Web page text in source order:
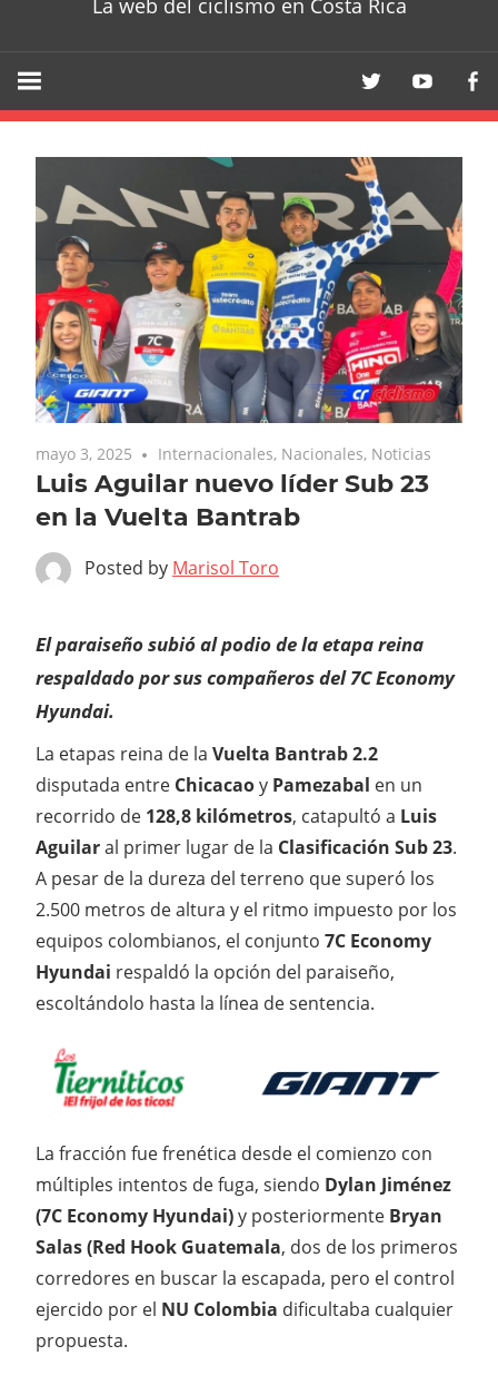
La web del ciclismo en Costa Rica
mayo 3, 2025 Internacionales, Nacionales, Noticias
Luis Aguilar nuevo líder Sub 23
en la Vuelta Bantrab
Posted by Marisol Toro
El paraiseño subió al podio de la etapa reina
respaldado por sus compañeros del 7C Economy
Hyundai.
La etapas reina de la Vuelta Bantrab 2.2
disputada entre Chicacaoy Pamezabal en un
recorrido de 128,8 kilómetros, catapultó a Luis
Aguilaral primer lugar de la Clasificación Sub 23.
A pesar de la dureza del terreno que superó los
2.500 metros de altura y el ritmo impuesto por los
equipos colombianos, el conjunto 7C Economy
Hyundai respaldó la opción del paraiseño,
escoltándolo hasta la línea de sentencia.
La fracción fue frenética desde el comienzo con
múltiples intentos de fuga, siendo Dylan Jiménez
(7C Economy Hyundai)y posteriormente Bryan
Salas (Red Hook Guatemala, dos de los primeros
corredores en buscar la escapada, pero el control
ejercido por el NU Colombia dificultaba cualquier
propuesta.